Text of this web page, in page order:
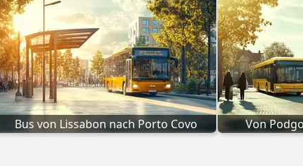
Bus von Lissabon nach Porto Covo Von